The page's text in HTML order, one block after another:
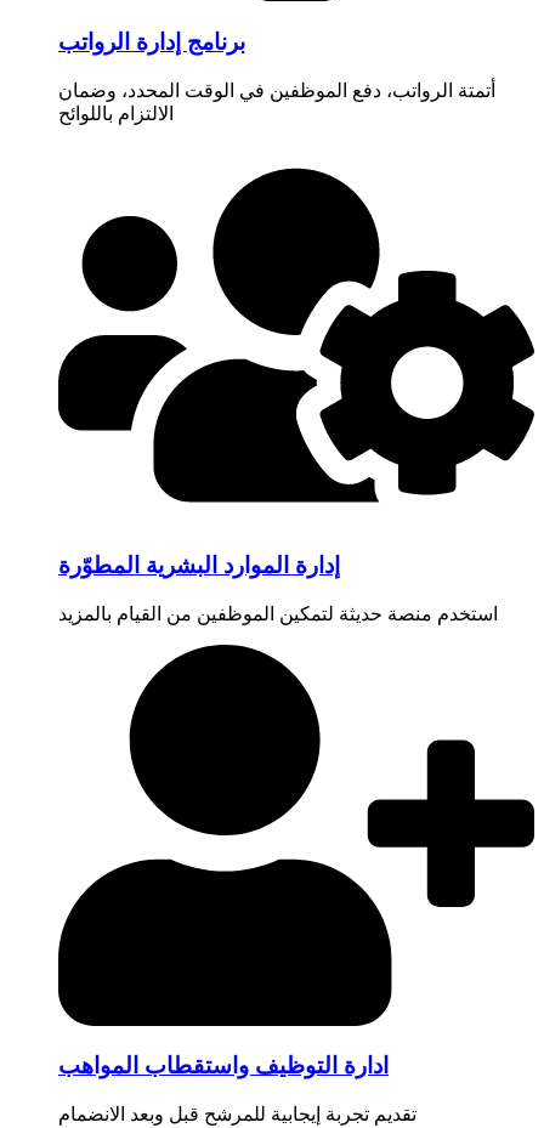
برنامج إدارة الرواتب
أتمتة الرواتب، دفع الموظفين في الوقت المحدد، وضمان
الالتزام باللوائح
إدارة الموارد البشرية المطوّرة
استخدم منصة حديثة لتمكين الموظفين من القيام بالمزيد
ادارة التوظيف واستقطاب المواهب
تقديم تجربة إيجابية للمرشح قبل وبعد الانضمام